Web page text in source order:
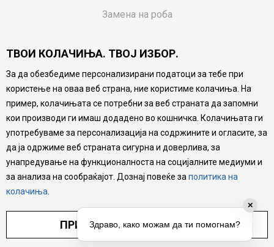
Замена на роба
Ваучери
Product Finder
FAQs
Настојуваме да бидеме што попрецизни во описот на
производите, прикажување на слики и цени, но не
можеме да гарантираме дека сите информации се
комплетни и без грешка. Сите производи се дел од
нашата понуда, но не се подразбира дека мора да се
достапни во секој момент.
ТВОИ КОЛАЧИЊА. ТВОЈ ИЗБОР.
За да обезбедиме персонализирани податоци за тебе при
користење на оваа веб страна, ние користиме колачиња. На
пример, колачињата се потребни за веб страната да запомни
кои производи ги имаш додадено во кошничка. Колачињата ги
употребуваме за персонализација на содржините и огласите, за
да ја одржиме веб страната сигурна и доверлива, за
унапредување на функционалноста на социјалните медиуми и
за анализа на сообраќајот. Дознај повеќе за политика на
колачиња
ПРИЛАГОДИ ПОСТАВУВАЊА
✕
Здраво, како можам да ти помогнам?